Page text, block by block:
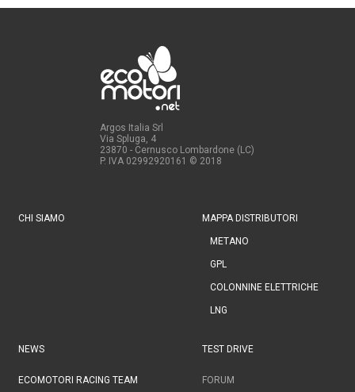
Argos Italia Srl
Via Spluga, 4
23870 - Cernusco Lombardone (LC)
P. IVA 02992920161 © 2018
CHI SIAMO MAPPA DISTRIBUTORI
METANO
GPL
COLONNINE ELETTRICHE
LNG
NEWS TEST DRIVE
ECOMOTORI RACING TEAM FORUM